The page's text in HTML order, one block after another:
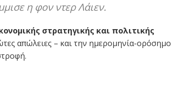
η φον ντερ Λάιεν.
στρατηγικής και πολιτικής
απώλειες – και την ημερομηνία-ορόσημο